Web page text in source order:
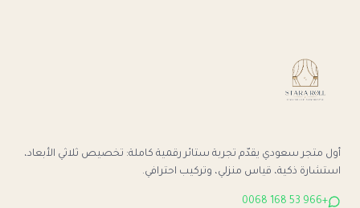
أول متجر سعودي يقدّم تجربة ستائر رقمية كاملة: تخصيص ثلاثي الأبعاد،
استشارة ذكية، قياس منزلي، وتركيب احترافي.
+966 53 168 0068